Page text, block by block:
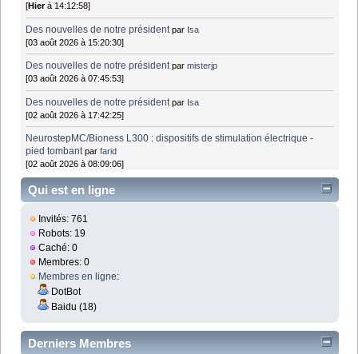
[Hierà 14:12:58]
Des nouvelles de notre président par Isa
[03 août 2026 à 15:20:30]
Des nouvelles de notre président parmisterjp
[03 août 2026 à 07:45:53]
Des nouvelles de notre président par Isa
[02 août 2026 à 17:42:25]
NeurostepMC/Bioness L300 : dispositifs de stimulation électrique -
pied tombant parfarid
[02 août 2026 à 08:09:06]
Qui est en ligne
Invités: 761
Robots: 19
Caché: 0
Membres: 0
Membres en ligne:
DotBot
Baidu (18)
Derniers Membres